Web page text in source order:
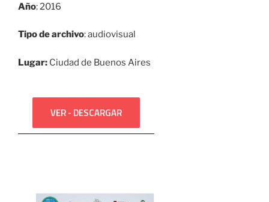
Año: 2016
Tipo de archivo: audiovisual
Lugar: Ciudad de Buenos Aires
VER - DESCARGAR